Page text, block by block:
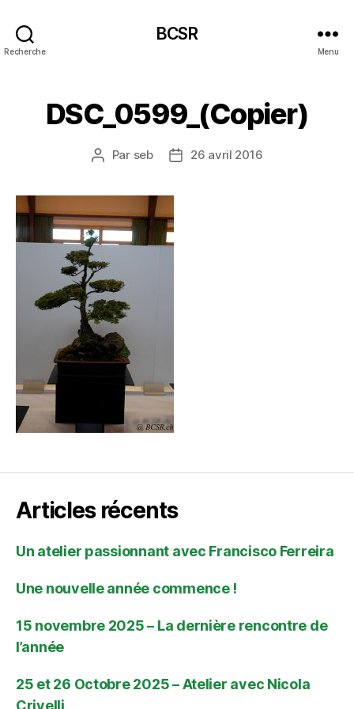
Recherche
BCSR
Menu
DSC_0599_(Copier)
Auteur
Par seb
Date26 avril 2016
Articles récents
Un atelier passionnant avec Francisco Ferreira
Une nouvelle année commence !
15 novembre 2025 – La dernière rencontre de
l’année
25 et 26 Octobre 2025 – Atelier avec Nicola
Crivelli